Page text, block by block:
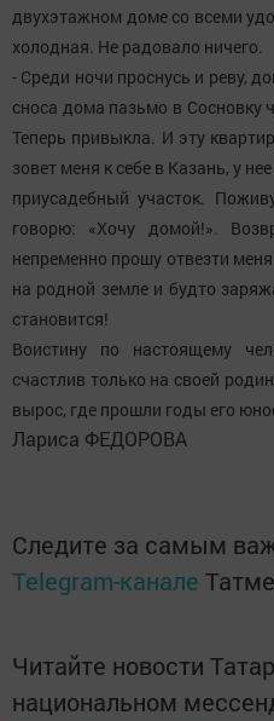
двухэтажном доме со всеми
холодная. Не радовало ничего.
- Среди ночи проснусь и реву,
сноса дома пазьмо в Сосновку
Теперь привыкла. И эту
зовет меня к себе в Казань, у
приусадебный участок.
говорю: «Хочу домой!».
непременно прошу отвезти
на родной земле и будто
становится!
Воистину по настоящему
счастлив только на своей
вырос, где прошли годы его
Лариса ФЕДОРОВА
Следите за самым
Telegram-канале
Читайте новости
национальном